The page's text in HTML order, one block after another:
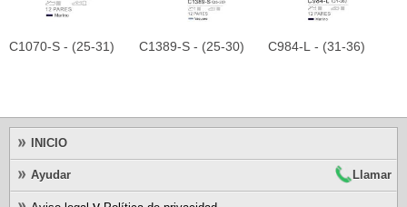
C1070-S - (25-31) C1389-S - (25-30) C984-L - (31-36)
INICIO
Ayudar Llamar